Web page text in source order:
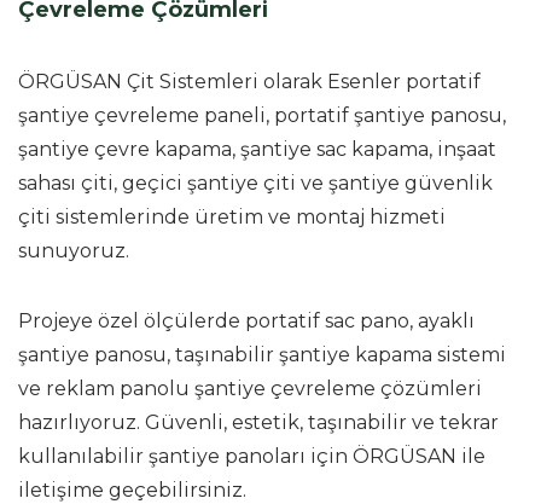
Çevreleme Çözümleri
ÖRGÜSAN Çit Sistemleri olarak Esenler portatif
şantiye çevreleme paneli, portatif şantiye panosu,
şantiye çevre kapama, şantiye sac kapama, inşaat
sahası çiti, geçici şantiye çiti ve şantiye güvenlik
çiti sistemlerinde üretim ve montaj hizmeti
sunuyoruz.
Projeye özel ölçülerde portatif sac pano, ayaklı
şantiye panosu, taşınabilir şantiye kapama sistemi
ve reklam panolu şantiye çevreleme çözümleri
hazırlıyoruz. Güvenli, estetik, taşınabilir ve tekrar
kullanılabilir şantiye panoları için ÖRGÜSAN ile
iletişime geçebilirsiniz.